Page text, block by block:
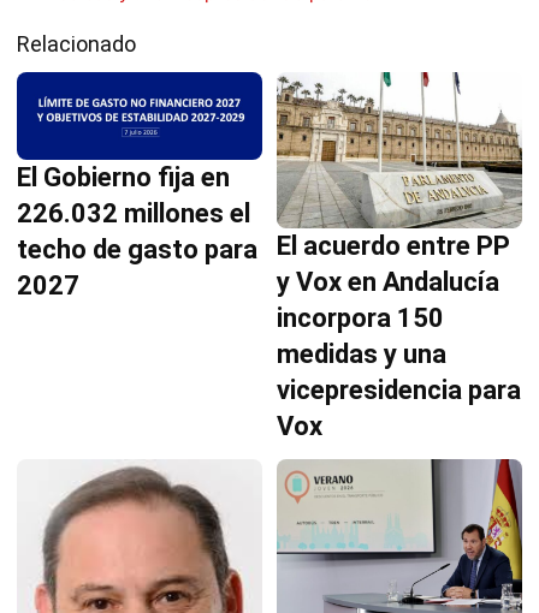
Relacionado
El Gobierno fija en
226.032 millones el
techo de gasto para
2027
El acuerdo entre PP
y Vox en Andalucía
incorpora 150
medidas y una
vicepresidencia para
Vox